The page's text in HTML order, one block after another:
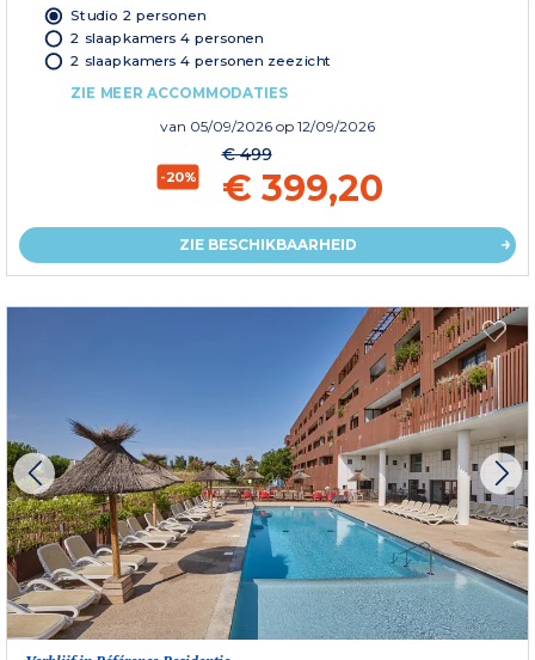
Studio 2 personen
2 slaapkamers 4 personen
2 slaapkamers 4 personen zeezicht
ZIE MEER ACCOMMODATIES
van 05/09/2026 op 12/09/2026
-20%
€ 499
€ 399,20
ZIE BESCHIKBAARHEID